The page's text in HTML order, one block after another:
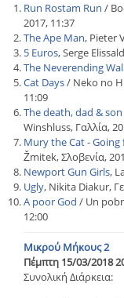
Run Rostam Run /
2017, 11:37
The Ape Man, Pieter
5 Euros, Serge
The Neverending
Cat Days/ Neko no
11:09
The death, dad & son
Winshluss, Γαλλία,
Mury the Cat - Going
Žmitek, Σλοβενία,
Newport Gun Girls,
Ugly, Nikita Diakur,
A poor God / Un
12:00
Μικρού Μήκους 2
Πέμπτη 15/03/2018
Συνολική Διάρκεια: